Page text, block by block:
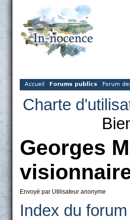
Accueil Forums publics Forum
Charte
Georges
Envoyé par Utilisateur anonyme
Index du forum